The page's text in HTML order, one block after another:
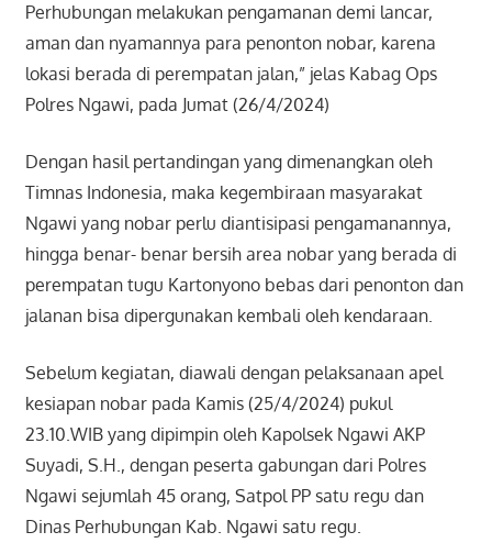
Perhubungan melakukan pengamanan demi lancar,
aman dan nyamannya para penonton nobar, karena
lokasi berada di perempatan jalan,” jelas Kabag Ops
Polres Ngawi, pada Jumat (26/4/2024)
Dengan hasil pertandingan yang dimenangkan oleh
Timnas Indonesia, maka kegembiraan masyarakat
Ngawi yang nobar perlu diantisipasi pengamanannya,
hingga benar- benar bersih area nobar yang berada di
perempatan tugu Kartonyono bebas dari penonton dan
jalanan bisa dipergunakan kembali oleh kendaraan.
Sebelum kegiatan, diawali dengan pelaksanaan apel
kesiapan nobar pada Kamis (25/4/2024) pukul
23.10.WIB yang dipimpin oleh Kapolsek Ngawi AKP
Suyadi, S.H., dengan peserta gabungan dari Polres
Ngawi sejumlah 45 orang, Satpol PP satu regu dan
Dinas Perhubungan Kab. Ngawi satu regu.